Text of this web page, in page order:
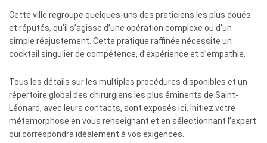
Cette ville regroupe quelques-uns des praticiens les plus doués
et réputés, qu’il s’agisse d’une opération complexe ou d’un
simple réajustement. Cette pratique raffinée nécessite un
cocktail singulier de compétence, d’expérience et d’empathie.
Tous les détails sur les multiples procédures disponibles et un
répertoire global des chirurgiens les plus éminents de Saint-
Léonard, avec leurs contacts, sont exposés ici. Initiez votre
métamorphose en vous renseignant et en sélectionnant l’expert
qui correspondra idéalement à vos exigences.